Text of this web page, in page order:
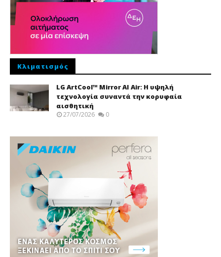
Κλιματισμός
LG ArtCool™ Mirror AI Air: Η υψηλή
τεχνολογία συναντά την κορυφαία
αισθητική
27/07/2026 0